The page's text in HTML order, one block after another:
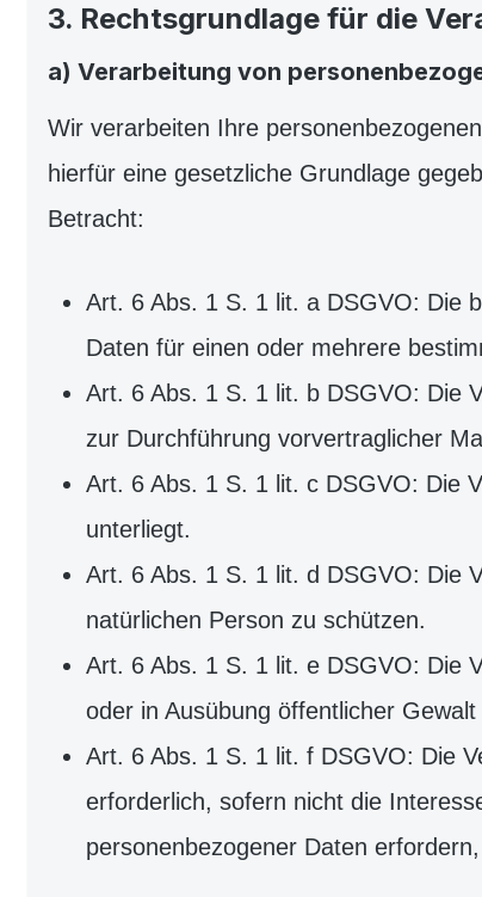
3. Rechtsgrundlage für die
a) Verarbeitung von
Wir verarbeiten Ihre
hierfür eine gesetzliche Grundlage
Betracht:
Art. 6 Abs. 1 S. 1 lit. a DSGVO: Die
Daten für einen oder mehrere
Art. 6 Abs. 1 S. 1 lit. b DSGVO: Die
zur Durchführung vorvertraglicher
Art. 6 Abs. 1 S. 1 lit. c DSGVO: Die
unterliegt.
Art. 6 Abs. 1 S. 1 lit. d DSGVO: Die
natürlichen Person zu schützen.
Art. 6 Abs. 1 S. 1 lit. e DSGVO: Die
oder in Ausübung öffentlicher
Art. 6 Abs. 1 S. 1 lit. f DSGVO: Die
erforderlich, sofern nicht die
personenbezogener Daten